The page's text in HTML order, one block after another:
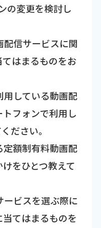
の変更を検討し
配信サービスに関
はまるものをお
用している動画配
フォンで利用し
ださい。
定額制有料動画配
をひとつ教えて
ービスを選ぶ際に
てはまるものを